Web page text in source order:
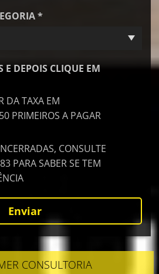
*
E DEPOIS CLIQUE EM
DA TAXA EM
PRIMEIROS A PAGAR
CONSULTE
PARA SABER SE TEM
CONSULTORIA